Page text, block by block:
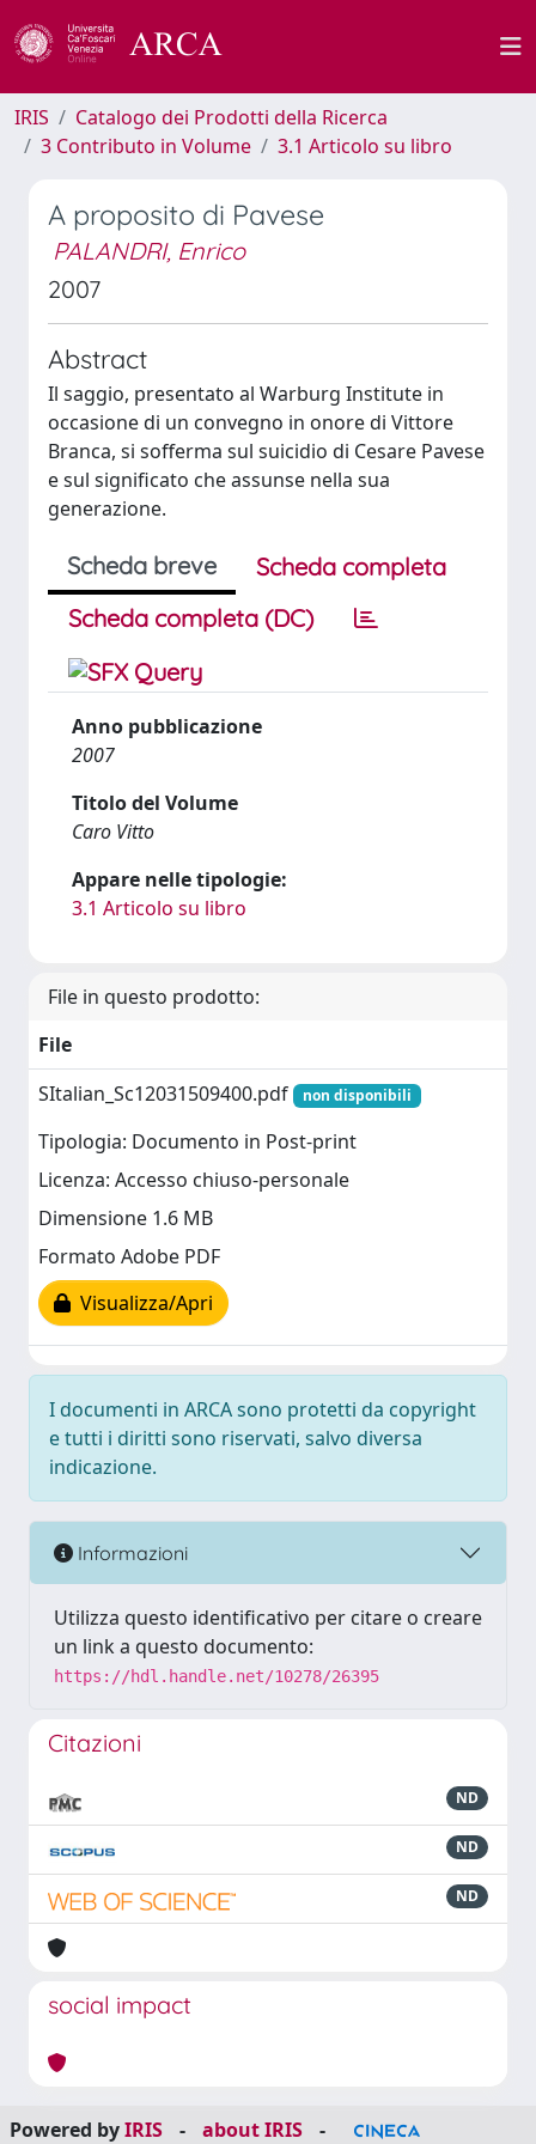
IRIS
Catalogo dei Prodotti della Ricerca
3 Contributo in Volume
3.1 Articolo su libro
A proposito di Pavese
PALANDRI, Enrico
2007
Abstract
Il saggio, presentato al Warburg Institute in
occasione di un convegno in onore di Vittore
Branca, si sofferma sul suicidio di Cesare Pavese
e sul significato che assunse nella sua
generazione.
Scheda breve
Scheda completa
Scheda completa (DC)
Anno pubblicazione
2007
Titolo del Volume
Caro Vitto
Appare nelle tipologie:
3.1 Articolo su libro
File in questo prodotto:
File
SItalian_Sc12031509400.pdf
non disponibili
Tipologia: Documento in Post-print
Licenza: Accesso chiuso-personale
Dimensione 1.6 MB
Formato Adobe PDF
Visualizza/Apri
I documenti in ARCA sono protetti da copyright
e tutti i diritti sono riservati, salvo diversa
indicazione.
Informazioni
Utilizza questo identificativo per citare o creare
un link a questo documento:
https://hdl.handle.net/10278/26395
Citazioni
ND
ND
ND
social impact
Powered byIRIS - about IRIS -